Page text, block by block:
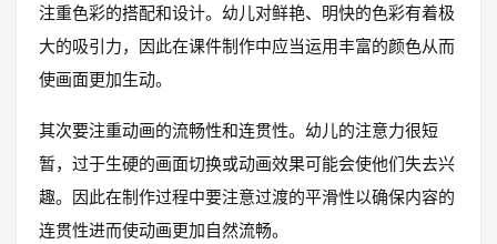
注重色彩的搭配和设计。幼儿对鲜艳、明快的色彩有着极
大的吸引力，因此在课件制作中应当运用丰富的颜色从而
使画面更加生动。
其次要注重动画的流畅性和连贯性。幼儿的注意力很短
暂，过于生硬的画面切换或动画效果可能会使他们失去兴
趣。因此在制作过程中要注意过渡的平滑性以确保内容的
连贯性进而使动画更加自然流畅。